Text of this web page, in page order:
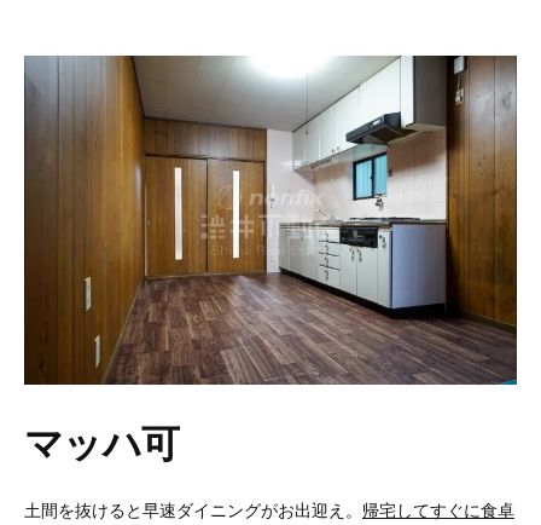
マッハ可
土間を抜けると早速ダイニングがお出迎え。 帰宅してすぐに食卓